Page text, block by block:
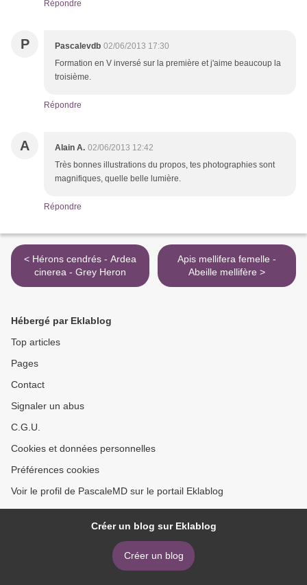
Répondre
P Pascalevdb 02/06/2013 17:30
Formation en V inversé sur la première et j'aime beaucoup la
troisième.
Répondre
A Alain A. 02/06/2013 12:42
Très bonnes illustrations du propos, tes photographies sont
magnifiques, quelle belle lumière.
Répondre
< Hérons cendrés - Ardea
cinerea - Grey Heron
Apis mellifera femelle -
Abeille mellifère >
Hébergé par Eklablog
Top articles
Pages
Contact
Signaler un abus
C.G.U.
Cookies et données personnelles
Préférences cookies
Voir le profil de PascaleMD sur le portail Eklablog
Créer un blog sur Eklablog
Créer un blog